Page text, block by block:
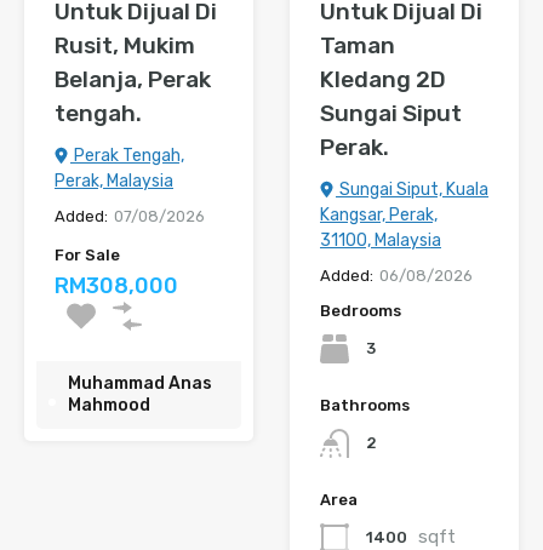
Untuk Dijual Di
Rusit, Mukim
Belanja, Perak
tengah.
Perak Tengah,
Perak, Malaysia
Added: 07/08/2026
For Sale
RM308,000
Muhammad Anas
Mahmood
Untuk Dijual Di
Taman
Kledang 2D
Sungai Siput
Perak.
Sungai Siput, Kuala
Kangsar, Perak,
31100, Malaysia
Added: 06/08/2026
Bedrooms
3
Bathrooms
2
Area
1400 sqft